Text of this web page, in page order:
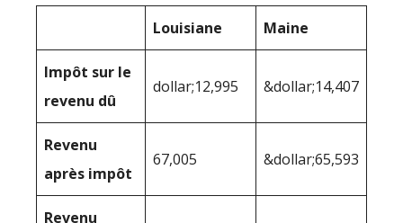
Louisiane Maine
Impôt sur le
revenu dû
dollar;12,995 &dollar;14,407
Revenu
après impôt
67,005 &dollar;65,593
Revenu